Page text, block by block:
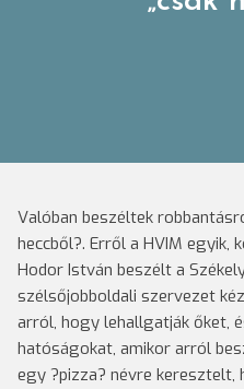
Valóban beszéltek
heccből?. Erről a HVIM egyik,
Hodor István beszélt a
szélsőjobboldali szervezet
arról, hogy lehallgatják őket,
hatóságokat, amikor arról
egy ?pizza? névre keresztelt,